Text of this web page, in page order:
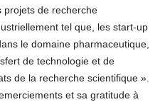
projets de recherche
tel que, les start-up
le domaine pharmaceutique,
de technologie et de
de la recherche scientifique ».
et sa gratitude à